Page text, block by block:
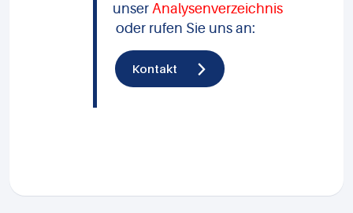
unser Analysenverzeichnis
oder rufen Sie uns an:
Kontakt